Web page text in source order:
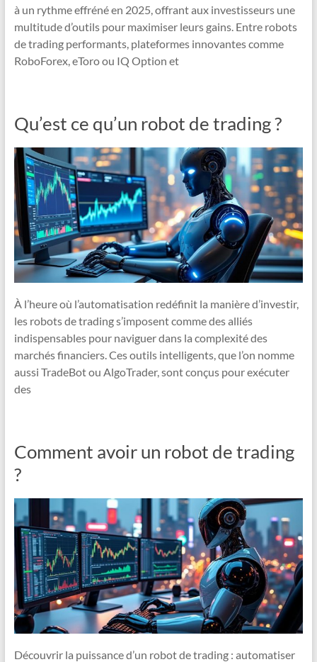
à un rythme effréné en 2025, offrant aux investisseurs une
multitude d’outils pour maximiser leurs gains. Entre robots
de trading performants, plateformes innovantes comme
RoboForex, eToro ou IQ Option et
Qu’est ce qu’un robot de trading ?
À l’heure où l’automatisation redéfinit la manière d’investir,
les robots de trading s’imposent comme des alliés
indispensables pour naviguer dans la complexité des
marchés financiers. Ces outils intelligents, que l’on nomme
aussi TradeBot ou AlgoTrader, sont conçus pour exécuter
des
Comment avoir un robot de trading
?
Découvrir la puissance d’un robot de trading : automatiser